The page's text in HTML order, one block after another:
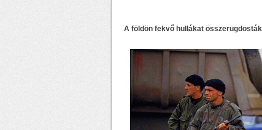
A földön fekvő hullákat